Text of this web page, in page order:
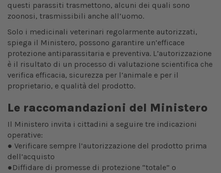
questi parassiti trasmettono, alcuni dei quali sono
zoonosi, trasmissibili anche all’uomo.
Solo i medicinali veterinari regolarmente autorizzati,
spiega il Ministero, possono garantire un’efficace
protezione antiparassitaria e preventiva. L’autorizzazione
è il risultato di un processo di valutazione scientifica che
verifica efficacia, sicurezza per l’animale e per il
proprietario, e qualità del prodotto.
Le raccomandazioni del Ministero
Il Ministero invita i cittadini a seguire tre indicazioni
operative:
● Verificare sempre l’autorizzazione del prodotto prima
dell’acquisto
●Diffidare di promesse di protezione “totale” o